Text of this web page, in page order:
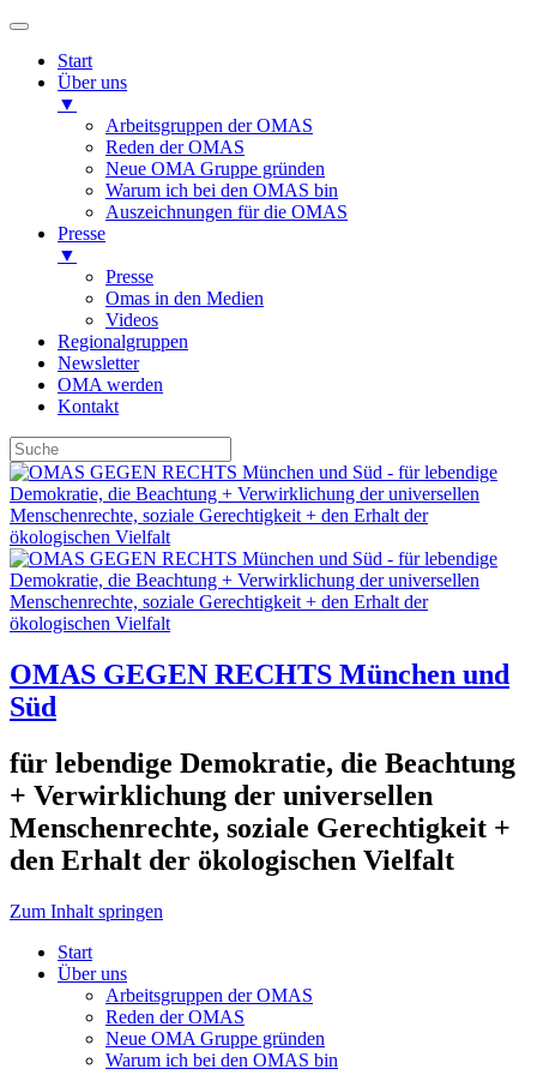
Start
Über uns
▼
Arbeitsgruppen der OMAS
Reden der OMAS
Neue OMA Gruppe gründen
Warum ich bei den OMAS bin
Auszeichnungen für die OMAS
Presse
▼
Presse
Omas in den Medien
Videos
Regionalgruppen
Newsletter
OMA werden
Kontakt
OMAS GEGEN RECHTS München und
Süd
für lebendige Demokratie, die Beachtung
+ Verwirklichung der universellen
Menschenrechte, soziale Gerechtigkeit +
den Erhalt der ökologischen Vielfalt
Zum Inhalt springen
Start
Über uns
Arbeitsgruppen der OMAS
Reden der OMAS
Neue OMA Gruppe gründen
Warum ich bei den OMAS bin